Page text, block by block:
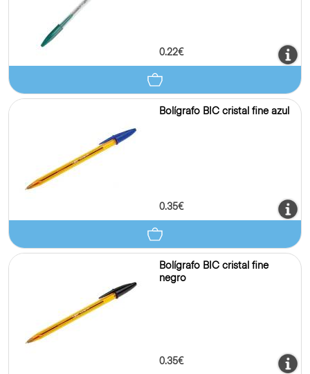
0.22€
Bolígrafo BIC cristal fine azul
0.35€
Bolígrafo BIC cristal fine
negro
0.35€